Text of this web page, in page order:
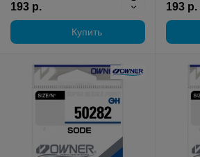
193 р.
Купить
193 р.